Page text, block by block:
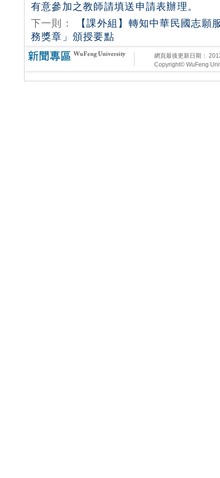
有意參加之教師請填送申請表辦理。
下一則：
【課外組】轉知中華民國志願
務獎章」頒授要點
網頁最後更新日期：
Copyright© WuFeng